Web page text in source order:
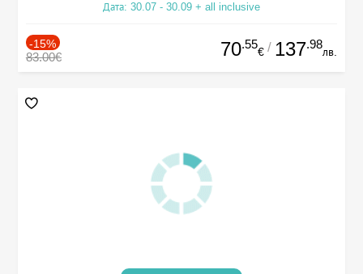
Дата: 30.07 - 30.09 + all inclusive
-15%
83.00€ 70.55
€ / 137.98
лв.